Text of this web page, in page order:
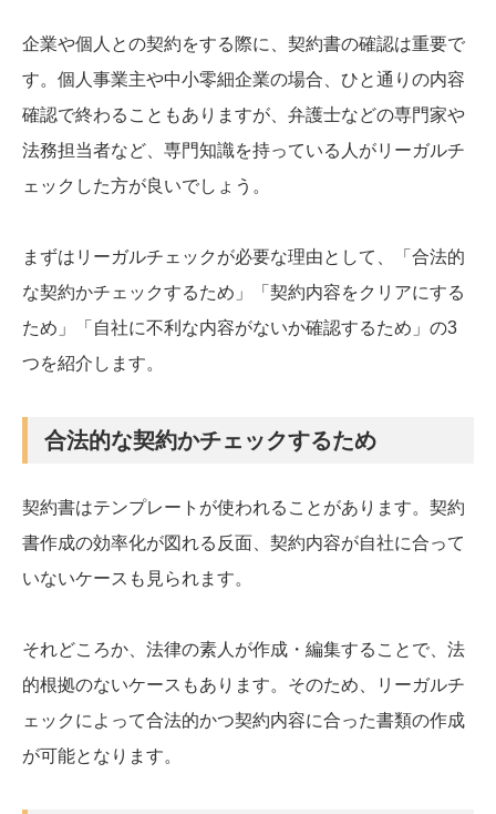
企業や個人との契約をする際に、契約書の確認は重要で
す。個人事業主や中小零細企業の場合、ひと通りの内容
確認で終わることもありますが、弁護士などの専門家や
法務担当者など、専門知識を持っている人がリーガルチ
ェックした方が良いでしょう。
まずはリーガルチェックが必要な理由として、「合法的
な契約かチェックするため」「契約内容をクリアにする
ため」「自社に不利な内容がないか確認するため」の3
つを紹介します。
合法的な契約かチェックするため
契約書はテンプレートが使われることがあります。契約
書作成の効率化が図れる反面、契約内容が自社に合って
いないケースも見られます。
それどころか、法律の素人が作成・編集することで、法
的根拠のないケースもあります。そのため、リーガルチ
ェックによって合法的かつ契約内容に合った書類の作成
が可能となります。